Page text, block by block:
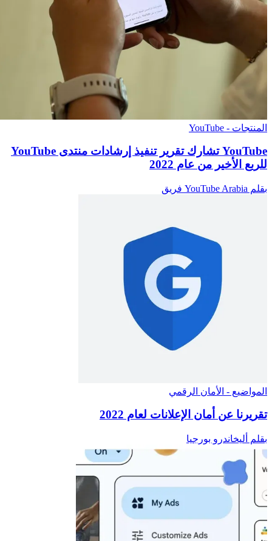
المنتجات - YouTube
YouTube تشارك تقرير تنفيذ إرشادات منتدى YouTube
للربع الأخير من عام 2022
بقلم YouTube Arabia فريق
المواضيع - الأمان الرقمي
تقريرنا عن أمان الإعلانات لعام 2022
بقلم أليخاندرو بورجيا